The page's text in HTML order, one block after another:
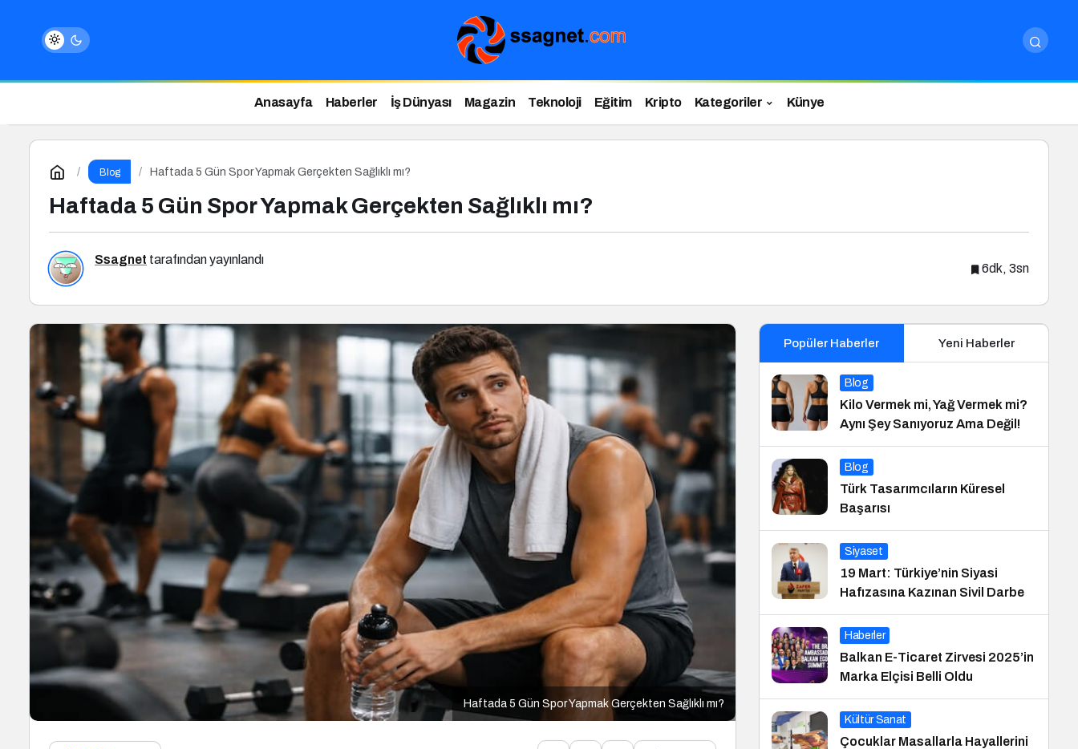
Anasayfa Haberler İş Dünyası Magazin Teknoloji Eğitim Kripto Kategoriler Künye
Blog Haftada 5 Gün Spor Yapmak Gerçekten Sağlıklı mı?
Haftada 5 Gün Spor Yapmak Gerçekten Sağlıklı mı?
Ssagnet tarafından yayınlandı
6dk, 3sn
Haftada 5 Gün Spor Yapmak Gerçekten Sağlıklı mı?
Popüler Haberler Yeni Haberler
Blog
Kilo Vermek mi, Yağ Vermek mi?
Aynı Şey Sanıyoruz Ama Değil!
Blog
Türk Tasarımcıların Küresel
Başarısı
Siyaset
19 Mart: Türkiye’nin Siyasi
Hafızasına Kazınan Sivil Darbe
Haberler
Balkan E-Ticaret Zirvesi 2025’in
Marka Elçisi Belli Oldu
Kültür Sanat
Çocuklar Masallarla Hayallerini